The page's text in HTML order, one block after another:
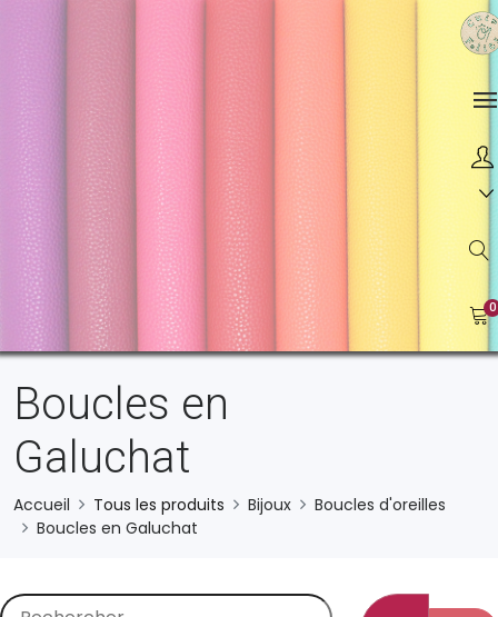
0
Boucles en
Galuchat
Accueil Tous les produits Bijoux
Boucles d'oreilles
Boucles en Galuchat